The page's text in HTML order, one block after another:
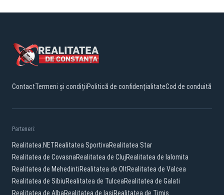
ContactTermeni și condițiiPolitică de confidențialitateCod de conduită
Parteneri:
Realitatea.NETRealitatea SportivaRealitatea Star
Realitatea de CovasnaRealitatea de ClujRealitatea de Ialomita
Realitatea de MehedintiRealitatea de OltRealitatea de Valcea
Realitatea de SibiuRealitatea de TulceaRealitatea de Galati
Realitatea de AlbaRealitatea de IasiRealitatea de Timis